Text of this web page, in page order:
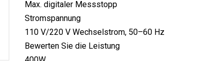
Max. digitaler Messstopp
Stromspannung
110 V/220 V Wechselstrom, 50–60 Hz
Bewerten Sie die Leistung